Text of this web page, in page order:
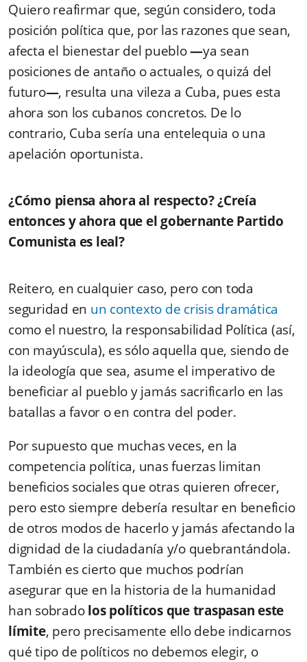
Quiero reafirmar que, según considero, toda
posición política que, por las razones que sean,
afecta el bienestar del pueblo—ya sean
posiciones de antaño o actuales, o quizá del
futuro—, resulta una vileza a Cuba, pues esta
ahora son los cubanos concretos. De lo
contrario, Cuba sería una entelequia o una
apelación oportunista.
¿Cómo piensa ahora al respecto? ¿Creía
entonces y ahora que el gobernante Partido
Comunista es leal?
Reitero, en cualquier caso, pero con toda
seguridad en un contexto de crisis dramática
como el nuestro, la responsabilidad Política (así,
con mayúscula), es sólo aquella que, siendo de
la ideología que sea, asume el imperativo de
beneficiar al pueblo y jamás sacrificarlo en las
batallas a favor o en contra del poder.
Por supuesto que muchas veces, en la
competencia política, unas fuerzas limitan
beneficios sociales que otras quieren ofrecer,
pero esto siempre debería resultar en beneficio
de otros modos de hacerlo y jamás afectando la
dignidad de la ciudadanía y/o quebrantándola.
También es cierto que muchos podrían
asegurar que en la historia de la humanidad
han sobradolos políticos que traspasan este
límite, pero precisamente ello debe indicarnos
qué tipo de políticos no debemos elegir, o